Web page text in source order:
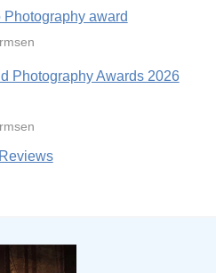
award
Photography Awards 2026
Reviews